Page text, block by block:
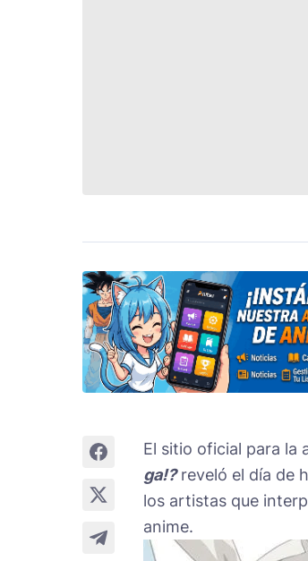
El sitio oficial para la
ga!?reveló el día de
los artistas que
anime.